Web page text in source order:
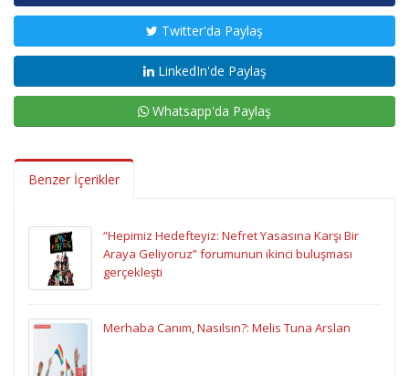
Twitter'da Paylaş
LinkedIn'de Paylaş
Whatsapp'da Paylaş
Benzer İçerikler
“Hepimiz Hedefteyiz: Nefret Yasasına Karşı Bir
Araya Geliyoruz” forumunun ikinci buluşması
gerçekleşti
Merhaba Canım, Nasılsın?: Melis Tuna Arslan